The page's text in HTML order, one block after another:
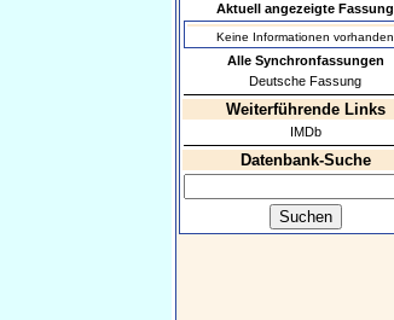
Aktuell angezeigte Fassung
Keine Informationen vorhanden
Alle Synchronfassungen
Deutsche Fassung
Weiterführende Links
IMDb
Datenbank-Suche